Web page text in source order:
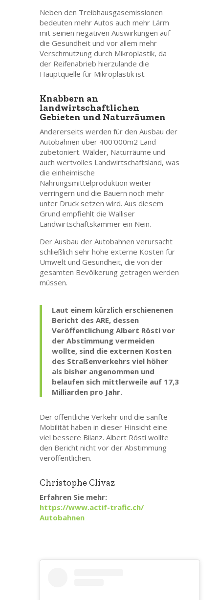
Neben den Treibhausgasemissionen
bedeuten mehr Autos auch mehr Lärm
mit seinen negativen Auswirkungen auf
die Gesundheit und vor allem mehr
Verschmutzung durch Mikroplastik, da
der Reifenabrieb hierzulande die
Hauptquelle für Mikroplastik ist.
Knabbern an
landwirtschaftlichen
Gebieten und Naturräumen
Andererseits werden für den Ausbau der
Autobahnen über 400'000m2 Land
zubetoniert. Wälder, Naturräume und
auch wertvolles Landwirtschaftsland, was
die einheimische
Nahrungsmittelproduktion weiter
verringern und die Bauern noch mehr
unter Druck setzen wird. Aus diesem
Grund empfiehlt die Walliser
Landwirtschaftskammer ein Nein.
Der Ausbau der Autobahnen verursacht
schließlich sehr hohe externe Kosten für
Umwelt und Gesundheit, die von der
gesamten Bevölkerung getragen werden
müssen.
Laut einem kürzlich erschienenen
Bericht des ARE, dessen
Veröffentlichung Albert Rösti vor
der Abstimmung vermeiden
wollte, sind die externen Kosten
des Straßenverkehrs viel höher
als bisher angenommen und
belaufen sich mittlerweile auf 17,3
Milliarden pro Jahr.
Der öffentliche Verkehr und die sanfte
Mobilität haben in dieser Hinsicht eine
viel bessere Bilanz. Albert Rösti wollte
den Bericht nicht vor der Abstimmung
veröffentlichen.
Christophe Clivaz
Erfahren Sie mehr:
https://www.actif-trafic.ch/
Autobahnen